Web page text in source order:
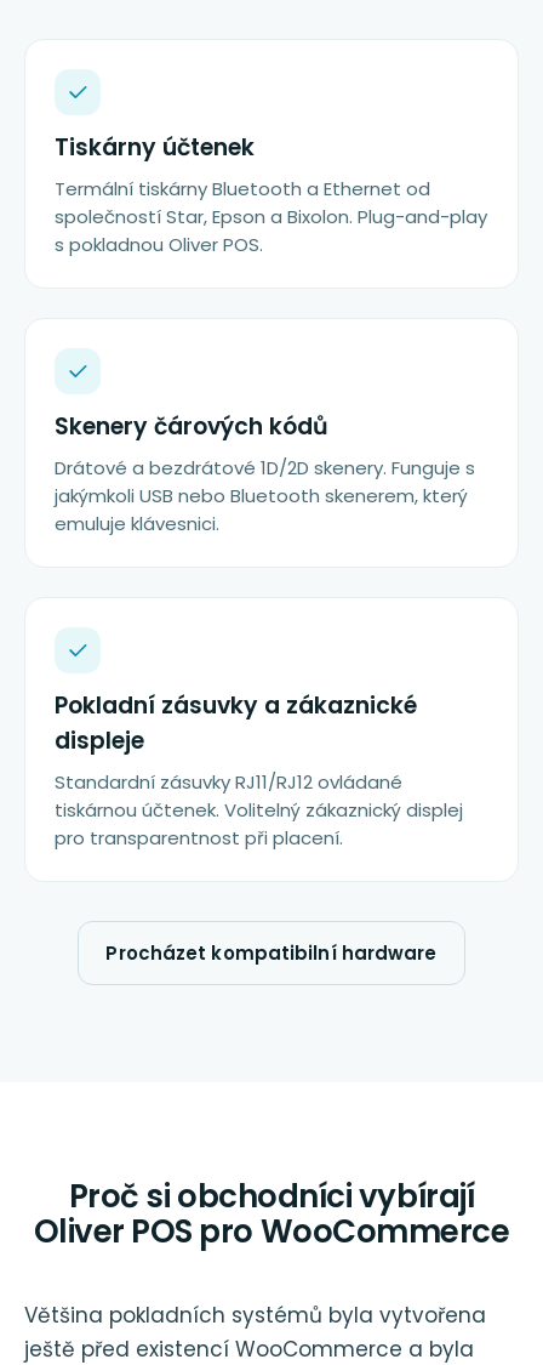
Tiskárny účtenek
Termální tiskárny Bluetooth a Ethernet od
společností Star, Epson a Bixolon. Plug-and-play
s pokladnou Oliver POS.
Skenery čárových kódů
Drátové a bezdrátové 1D/2D skenery. Funguje s
jakýmkoli USB nebo Bluetooth skenerem, který
emuluje klávesnici.
Pokladní zásuvky a zákaznické
displeje
Standardní zásuvky RJ11/RJ12 ovládané
tiskárnou účtenek. Volitelný zákaznický displej
pro transparentnost při placení.
Procházet kompatibilní hardware
Proč si obchodníci vybírají
Oliver POS pro WooCommerce
Většina pokladních systémů byla vytvořena
ještě před existencí WooCommerce a byla